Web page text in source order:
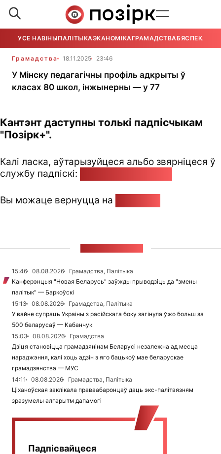
УСЕ НАВІНЫПАЛІТЫКАЭКАНОМІКАГРАМАДСТВАБЯСПЕКА
Грамадства 18.11.2025 23:46
У Мінску педагагічны профіль адкрыты ў
класах 80 школ, інжынерны — у 77
Кантэнт даступны толькі падпісчыкам
"Позірк+".
Калі ласка, аўтарызуйцеся альбо звярніцеся ў
службу падпіскі:
Вы можаце вернуцца на
15:46 08.08.2026
Грамадства, Палітыка
Канферэнцыя "Новая Беларусь" заўжды прыводзіць да "змены
палітык" — Баркоўскі
15:13
08.08.2026
Грамадства, Палітыка
У вайне супраць Украіны з расійскага боку загінула ўжо больш за
500 беларусаў — Кабанчук
15:03
08.08.2026
Грамадства
Дзіця становіцца грамадзянінам Беларусі незалежна ад месца
нараджэння, калі хоць адзін з яго бацькоў мае беларускае
грамадзянства — МУС
14:11
08.08.2026
Грамадства, Палітыка
Ціханоўская заклікала праваабаронцаў даць экс-палітвязням
зразумелы алгарытм дапамогі
Падпісвайцеся